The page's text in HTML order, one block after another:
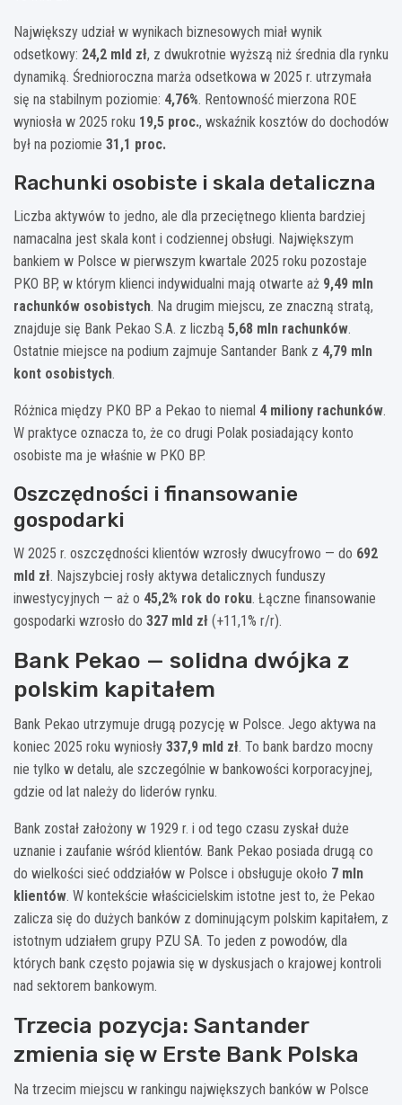
Największy udział w wynikach biznesowych miał wynik
odsetkowy: 24,2 mld zł, z dwukrotnie wyższą niż średnia dla rynku
dynamiką. Średnioroczna marża odsetkowa w 2025 r. utrzymała
się na stabilnym poziomie: 4,76%. Rentowność mierzona ROE
wyniosła w 2025 roku 19,5 proc., wskaźnik kosztów do dochodów
był na poziomie 31,1 proc.
Rachunki osobiste i skala detaliczna
Liczba aktywów to jedno, ale dla przeciętnego klienta bardziej
namacalna jest skala kont i codziennej obsługi. Największym
bankiem w Polsce w pierwszym kwartale 2025 roku pozostaje
PKO BP, w którym klienci indywidualni mają otwarte aż 9,49 mln
rachunków osobistych. Na drugim miejscu, ze znaczną stratą,
znajduje się Bank Pekao S.A. z liczbą 5,68 mln rachunków.
Ostatnie miejsce na podium zajmuje Santander Bank z 4,79 mln
kont osobistych.
Różnica między PKO BP a Pekao to niemal 4 miliony rachunków.
W praktyce oznacza to, że co drugi Polak posiadający konto
osobiste ma je właśnie w PKO BP.
Oszczędności i finansowanie
gospodarki
W 2025 r. oszczędności klientów wzrosły dwucyfrowo — do 692
mld zł. Najszybciej rosły aktywa detalicznych funduszy
inwestycyjnych — aż o 45,2% rok do roku. Łączne finansowanie
gospodarki wzrosło do 327 mld zł (+11,1% r/r).
Bank Pekao — solidna dwójka z
polskim kapitałem
Bank Pekao utrzymuje drugą pozycję w Polsce. Jego aktywa na
koniec 2025 roku wyniosły 337,9 mld zł. To bank bardzo mocny
nie tylko w detalu, ale szczególnie w bankowości korporacyjnej,
gdzie od lat należy do liderów rynku.
Bank został założony w 1929 r. i od tego czasu zyskał duże
uznanie i zaufanie wśród klientów. Bank Pekao posiada drugą co
do wielkości sieć oddziałów w Polsce i obsługuje około 7 mln
klientów. W kontekście właścicielskim istotne jest to, że Pekao
zalicza się do dużych banków z dominującym polskim kapitałem, z
istotnym udziałem grupy PZU SA. To jeden z powodów, dla
których bank często pojawia się w dyskusjach o krajowej kontroli
nad sektorem bankowym.
Trzecia pozycja: Santander
zmienia się w Erste Bank Polska
Na trzecim miejscu w rankingu największych banków w Polsce